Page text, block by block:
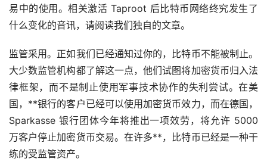
易中的使用。相关激活 Taproot 后比特币网络终究发生了
什么变化的音讯，请阅读我们独自的文章。
监管采用。正如我们已经通知过你的，比特币不能被制止。
大少数监管机构都了解这一点，他们试图将加密货币归入法
律框架，而不是制止使用军事技术协作的失利尝试。在美
国，**银行的客户已经可以使用加密货币效力，而在德国，
Sparkasse 银行团体今年将推出一项效劳，将允许 5000
万客户停止加密货币交易。在许多**，比特币已经是一种干
练的受监管资产。